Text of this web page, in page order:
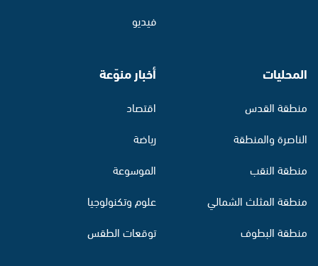
فيديو
المحليات
منطقة القدس
الناصرة والمنطقة
منطقة النقب
منطقة المثلث الشمالي
منطقة البطوف
أخبار منوّعة
اقتصاد
رياضة
الموسوعة
علوم وتكنولوجيا
توقعات الطقس